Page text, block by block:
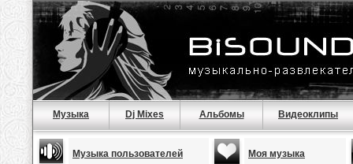
Музыка Dj Mixes Альбомы Видеоклипы
Музыка пользователей Моя музыка